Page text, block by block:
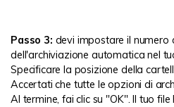
Passo 3: devi impostare il numero
dell'archiviazione automatica nel
Specificare la posizione della
Accertati che tutte le opzioni di
Al termine, fai clic su "OK". Il tuo